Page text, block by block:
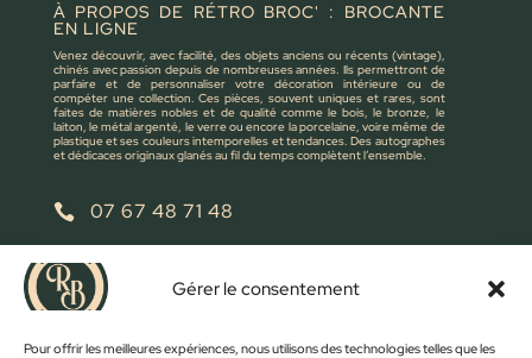
Gérer le consentement
Pour offrir les meilleures expériences, nous utilisons des technologies telles que les
À PROPOS DE RÉTRO BROC' : BROCANTE
EN LIGNE
Venez découvrir, avec facilité, des objets anciens ou récents (vintage),
chinés avec passion depuis de nombreuses années. Ils permettront de
parfaire et de personnaliser votre décoration intérieure ou de
compéter une collection. Ces pièces, souvent uniques et rares, sont
faites de matières nobles et de qualité comme le bois, le bronze, le
laiton, le métal argenté, le verre ou encore la porcelaine, voire même de
plastique et ses couleurs intemporelles et tendances. Des autographes
et dédicaces originaux glanés au fil du temps complètent l’ensemble.
 07 67 48 71 48
 retrobroc85@gmail.com